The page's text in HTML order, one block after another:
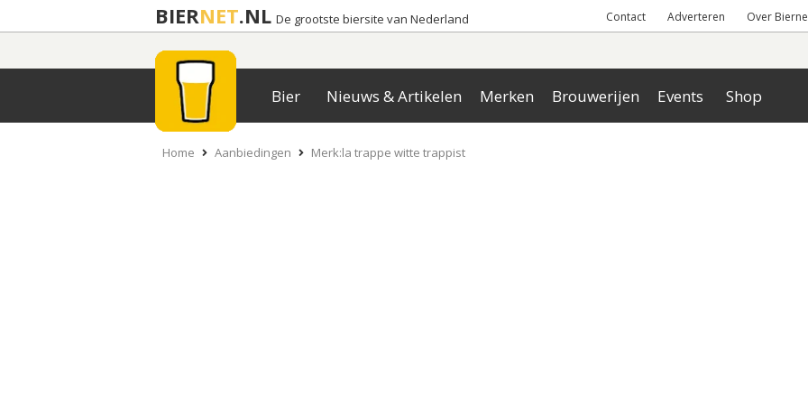
BIERNET.NL De grootste biersite van Nederland Contact Adverteren Over
Bier Nieuws & Artikelen Merken Brouwerijen Events Shop
Home Aanbiedingen Merk:la trappe witte trappist